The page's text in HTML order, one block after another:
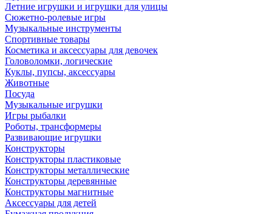
Летние игрушки и игрушки для улицы
Сюжетно-ролевые игры
Музыкальные инструменты
Спортивные товары
Косметика и аксессуары для девочек
Головоломки, логические
Куклы, пупсы, аксессуары
Животные
Посуда
Музыкальные игрушки
Игры рыбалки
Роботы, трансформеры
Развивающие игрушки
Конструкторы
Конструкторы пластиковые
Конструкторы металлические
Конструкторы деревянные
Конструкторы магнитные
Аксессуары для детей